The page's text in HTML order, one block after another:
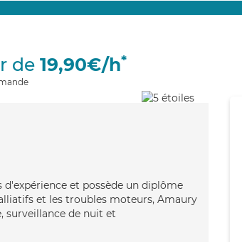
de 19,90€/h*
et possède un diplôme
et les troubles moteurs, Amaury
surveillance de nuit et